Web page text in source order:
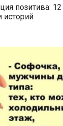
позитива:
историй